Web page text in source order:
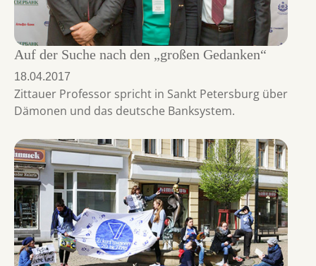
Auf der Suche nach den „großen Gedanken“
18.04.2017
Zittauer Professor spricht in Sankt Petersburg über
Dämonen und das deutsche Banksystem.